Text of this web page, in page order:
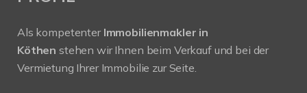
Als kompetenter Immobilienmakler in
Köthen stehen wir Ihnen beim Verkauf und bei der
Vermietung Ihrer Immobilie zur Seite.